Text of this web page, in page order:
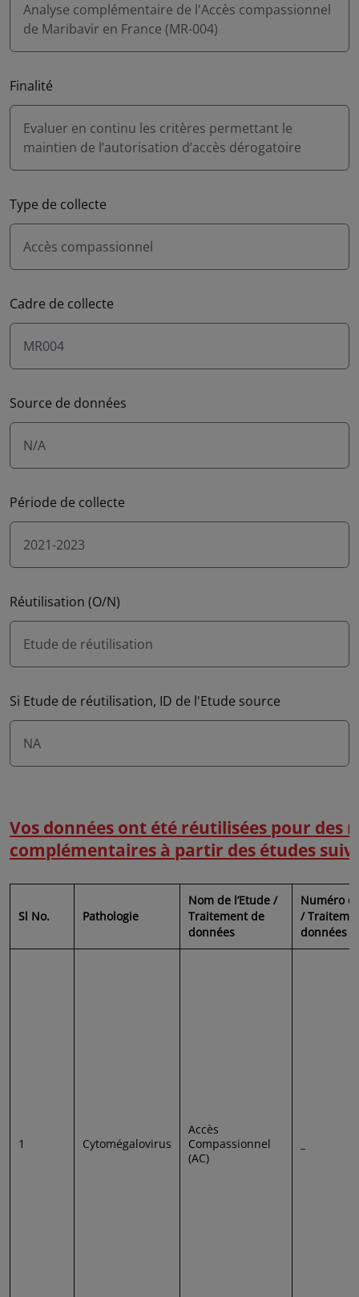
Analyse complémentaire de l'Accès compassionnel
de Maribavir en France (MR-004)
Finalité
Evaluer en continu les critères permettant le
maintien de l’autorisation d’accès dérogatoire
Type de collecte
Accès compassionnel
Cadre de collecte
MR004
Source de données
N/A
Période de collecte
2021-2023
Réutilisation (O/N)
Etude de réutilisation
Si Etude de réutilisation, ID de l'Etude source
NA
Vos données ont été réutilisées pour des
complémentaires à partir des études
Sl No. Pathologie
Nom de l’Etude /
Traitement de
données
Numéro
/
données
1 Cytomégalovirus
Accès
Compassionnel
(AC)